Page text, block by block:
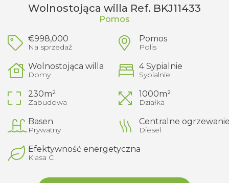
Wolnostojąca willa Ref. BKJ11433
Pomos
€998,000
Na sprzedaż
Pomos
Polis
Wolnostojąca willa
Domy
4 Sypialnie
Sypialnie
230m²
Zabudowa
1000m²
Działka
Basen
Prywatny
Centralne
Diesel
Efektywność energetyczna
Klasa C